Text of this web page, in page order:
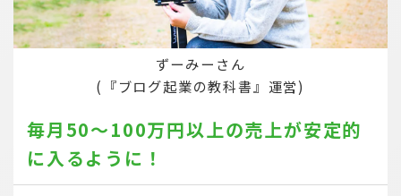
ずーみーさん
(『ブログ起業の教科書』運営)
毎月50～100万円以上の売上が安定的
に入るように！